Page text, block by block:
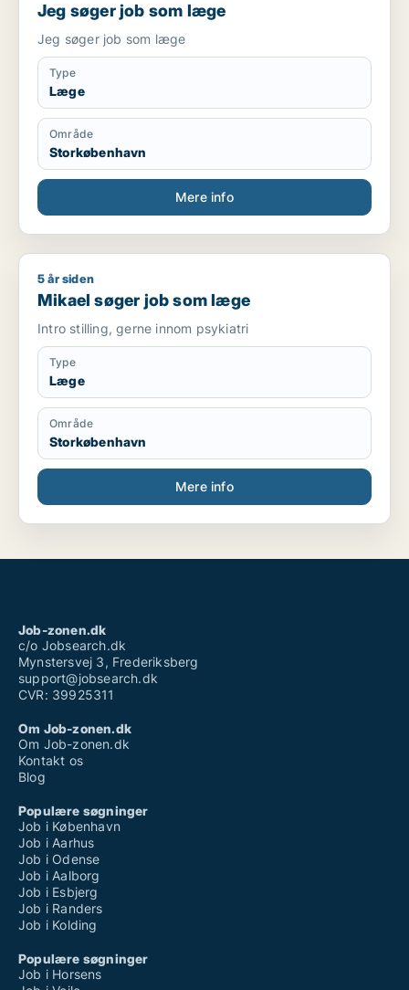
Jeg søger job som læge
Jeg søger job som læge
Type
Læge
Område
Storkøbenhavn
Mere info
Mikael søger job som læge
5 år siden
Mikael søger job som læge
Intro stilling, gerne innom psykiatri
Type
Læge
Område
Storkøbenhavn
Mere info
Job-zonen.dk
c/o Jobsearch.dk
Mynstersvej 3, Frederiksberg
support@jobsearch.dk
CVR: 39925311
Om Job-zonen.dk
Om Job-zonen.dk
Kontakt os
Blog
Populære søgninger
Job i København
Job i Aarhus
Job i Odense
Job i Aalborg
Job i Esbjerg
Job i Randers
Job i Kolding
Populære søgninger
Job i Horsens